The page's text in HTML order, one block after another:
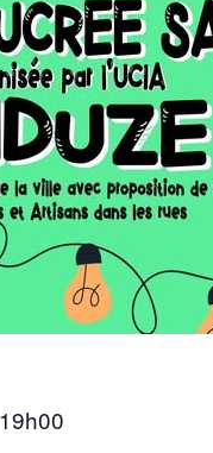
19h00